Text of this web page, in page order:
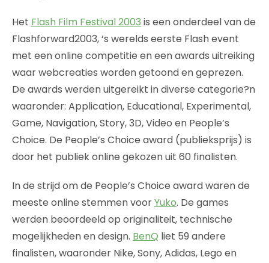
Het Flash Film Festival 2003 is een onderdeel van de
Flashforward2003, ‘s werelds eerste Flash event
met een online competitie en een awards uitreiking
waar webcreaties worden getoond en geprezen.
De awards werden uitgereikt in diverse categorie?n
waaronder: Application, Educational, Experimental,
Game, Navigation, Story, 3D, Video en People’s
Choice. De People’s Choice award (publieksprijs) is
door het publiek online gekozen uit 60 finalisten.
In de strijd om de People’s Choice award waren de
meeste online stemmen voorYuko. De games
werden beoordeeld op originaliteit, technische
mogelijkheden en design. BenQ liet 59 andere
finalisten, waaronder Nike, Sony, Adidas, Lego en